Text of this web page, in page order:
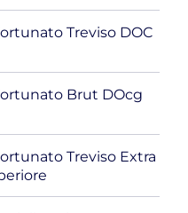
Treviso DOC
Brut DOcg
Treviso Extra